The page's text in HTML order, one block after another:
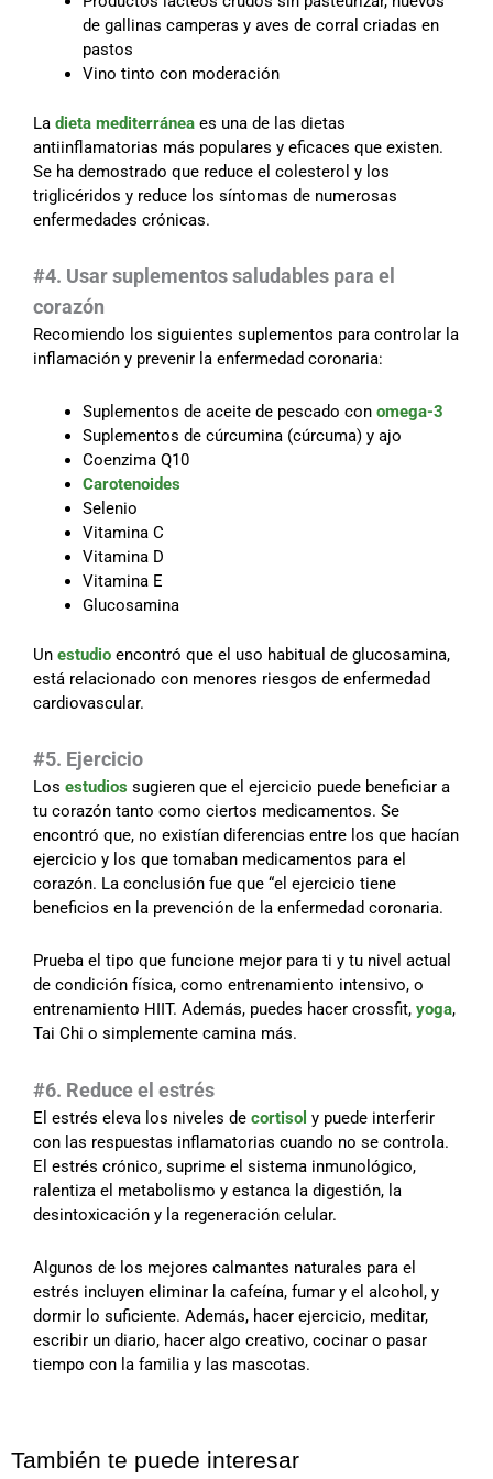
de gallinas camperas y aves de corral criadas en
pastos
Vino tinto con moderación
La dieta mediterránea es una de las dietas
antiinflamatorias más populares y eficaces que existen.
Se ha demostrado que reduce el colesterol y los
triglicéridos y reduce los síntomas de numerosas
enfermedades crónicas.
#4. Usar suplementos saludables para el
corazón
Recomiendo los siguientes suplementos para controlar la
inflamación y prevenir la enfermedad coronaria:
Suplementos de aceite de pescado con omega-3
Suplementos de cúrcumina (cúrcuma) y ajo
Coenzima Q10
Carotenoides
Selenio
Vitamina C
Vitamina D
Vitamina E
Glucosamina
Un estudio encontró que el uso habitual de glucosamina,
está relacionado con menores riesgos de enfermedad
cardiovascular.
#5. Ejercicio
Los estudios sugieren que el ejercicio puede beneficiar a
tu corazón tanto como ciertos medicamentos. Se
encontró que, no existían diferencias entre los que hacían
ejercicio y los que tomaban medicamentos para el
corazón. La conclusión fue que “el ejercicio tiene
beneficios en la prevención de la enfermedad coronaria.
Prueba el tipo que funcione mejor para ti y tu nivel actual
de condición física, como entrenamiento intensivo, o
entrenamiento HIIT. Además, puedes hacer crossfit, yoga,
Tai Chi o simplemente camina más.
#6. Reduce el estrés
El estrés eleva los niveles de cortisol y puede interferir
con las respuestas inflamatorias cuando no se controla.
El estrés crónico, suprime el sistema inmunológico,
ralentiza el metabolismo y estanca la digestión, la
desintoxicación y la regeneración celular.
Algunos de los mejores calmantes naturales para el
estrés incluyen eliminar la cafeína, fumar y el alcohol, y
dormir lo suficiente. Además, hacer ejercicio, meditar,
escribir un diario, hacer algo creativo, cocinar o pasar
tiempo con la familia y las mascotas.
También te puede interesar